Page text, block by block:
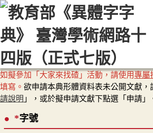
::: 最新消息 常見問題 編輯說明
顯示模式
網站導覽
如擬參加「大家來找碴」活動，請使用專屬
填寫。 欲申請本典形體資料表未公開文獻，
請說明 」，或於擬申請文獻下點選「申請」
*字號